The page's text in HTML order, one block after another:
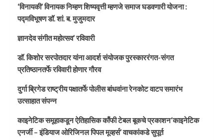
‘विनायकी’ विनायक निम्हण शिष्यवृत्ती म्हणजे समाज घडवणारी योजना :
पद्मविभूषण डॉ. शां. ब. मुजुमदार
ज्ञानदेव संगीत महोत्सव’ रविवारी
डॉ. किशोर सरपोतदार यांना आदर्श संयोजक पुरस्काररंगत-संगत
प्रतिष्ठानतर्फे रविवारी होणार गौरव
दुर्गा ब्रिगेड राष्ट्रीय पक्षातर्फे पोलीस बांधवांना रेनकोट वाटप समारंभ
उत्साहात संपन्न
काइनेटिक समूहाकडून ऐतिहासिक काँफी टेबल बूकचे प्रकाशन‘काइनेटिक
एनर्जी – इंडियाज ओरिजिनल पिपल मूव्हर्स’ वाचकांकडे सुपूर्त